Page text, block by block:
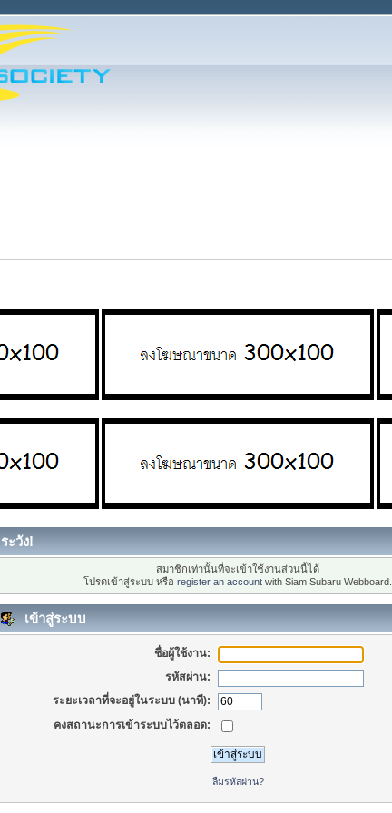
ระวัง!
สมาชิกเท่านั้นที่จะเข้าใช้งานส่วนนี้ได้
โปรดเข้าสู่ระบบ หรือ register an account with Siam Subaru Webboard.
เข้าสู่ระบบ
ชื่อผู้ใช้งาน:
รหัสผ่าน:
ระยะเวลาที่จะอยู่ในระบบ (นาที):
คงสถานะการเข้าระบบไว้ตลอด:
ลืมรหัสผ่าน?